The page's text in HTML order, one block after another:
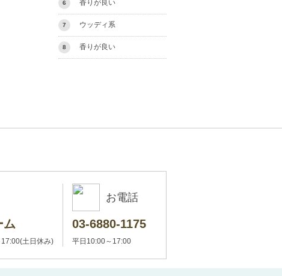
6 香りが良い
7 ウッディ系
8 香りが良い
ム
土日休み)
お電話
03-6880-1175
平日10:00～17:00